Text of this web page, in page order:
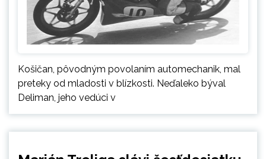
Košičan, pôvodným povolaním automechanik, mal
preteky od mladosti v blízkosti. Neďaleko býval
Deliman, jeho vedúci v